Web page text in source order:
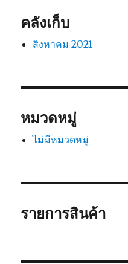
คลังเก็บ
สิงหาคม 2021
หมวดหมู่
ไม่มีหมวดหมู่
รายการสินค้า